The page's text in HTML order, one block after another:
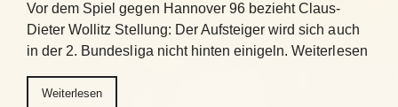
Vor dem Spiel gegen Hannover 96 bezieht Claus-
Dieter Wollitz Stellung: Der Aufsteiger wird sich auch
in der 2. Bundesliga nicht hinten einigeln. Weiterlesen
Weiterlesen